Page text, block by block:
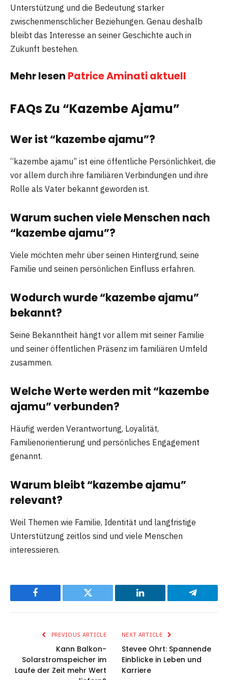
Unterstützung und die Bedeutung starker
zwischenmenschlicher Beziehungen. Genau deshalb
bleibt das Interesse an seiner Geschichte auch in
Zukunft bestehen.
Mehr lesen Patrice Aminati aktuell
FAQs Zu “Kazembe Ajamu”
Wer ist “kazembe ajamu”?
“kazembe ajamu” ist eine öffentliche Persönlichkeit, die
vor allem durch ihre familiären Verbindungen und ihre
Rolle als Vater bekannt geworden ist.
Warum suchen viele Menschen nach
“kazembe ajamu”?
Viele möchten mehr über seinen Hintergrund, seine
Familie und seinen persönlichen Einfluss erfahren.
Wodurch wurde “kazembe ajamu”
bekannt?
Seine Bekanntheit hängt vor allem mit seiner Familie
und seiner öffentlichen Präsenz im familiären Umfeld
zusammen.
Welche Werte werden mit “kazembe
ajamu” verbunden?
Häufig werden Verantwortung, Loyalität,
Familienorientierung und persönliches Engagement
genannt.
Warum bleibt “kazembe ajamu”
relevant?
Weil Themen wie Familie, Identität und langfristige
Unterstützung zeitlos sind und viele Menschen
interessieren.
Facebook Twitter LinkedIn Telegram
PREVIOUS ARTICLE
Kann Balkon-
Solarstromspeicher im
Laufe der Zeit mehr Wert
NEXT ARTICLE
Stevee Ohrt: Spannende
Einblicke in Leben und
Karriere